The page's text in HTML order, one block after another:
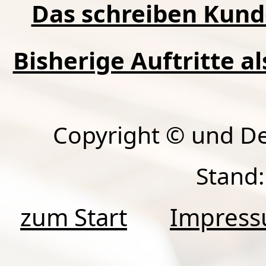
Das schreiben
Bisherige Auftritte
Copyright © und
zum Start